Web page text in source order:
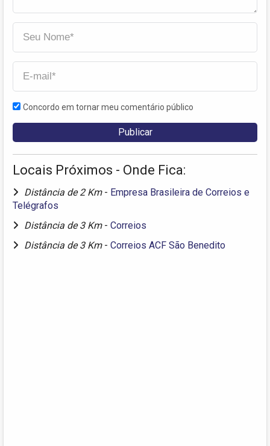
Concordo em tornar meu comentário público
Locais Próximos - Onde Fica:
Distância de 2 Km - Empresa Brasileira de Correios e
Telégrafos
Distância de 3 Km - Correios
Distância de 3 Km - Correios ACF São Benedito